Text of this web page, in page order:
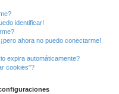
identificar!
ahora no puedo conectarme!
expira automáticamente?
cookies"?